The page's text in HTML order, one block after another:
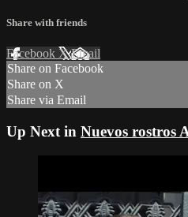
Share with friends
Facebook XEmail
Share on Facebook
Share on X
Share via Email
Up Next in Nuevos rostros